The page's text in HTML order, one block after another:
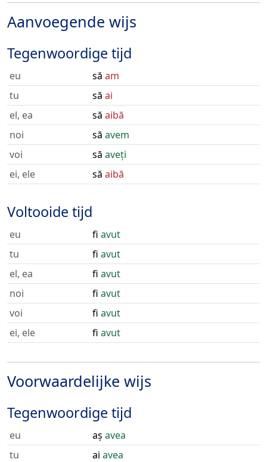
Aanvoegende wijs
Tegenwoordige tijd
eu să am
tu
să ai
el, ea
să aibă
noi
să avem
voi
să aveți
ei, ele
să aibă
Voltooide tijd
eu fi avut
tu
fi avut
el, ea
fi avut
noi
fi avut
voi
fi avut
ei, ele
fi avut
Voorwaardelijke wijs
Tegenwoordige tijd
eu aș avea
tu
ai avea